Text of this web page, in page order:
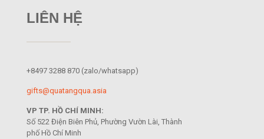
LIÊN HỆ
+8497 3288 870 (zalo/whatsapp)
gifts@quatangqua.asia
VP TP. HỒ CHÍ MINH:
Số 522 Điện Biên Phủ, Phường Vườn Lài, Thành
phố Hồ Chí Minh